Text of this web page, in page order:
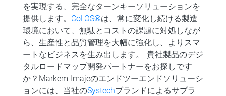
を実現する、完全なターンキーソリューションを
提供します。 CoLOS®は、常に変化し続ける製造
環境において、無駄とコストの課題に対処しなが
ら、生産性と品質管理を大幅に強化し、よりスマ
ートなビジネスを生み出します。 貴社製品のデジ
タルロードマップ開発パートナーをお探しです
か？Markem-Imajeのエンドツーエンドソリューシ
ョンには、当社のSystechブランドによるサプラ